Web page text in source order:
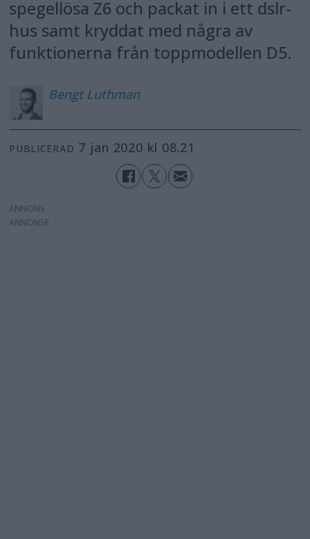
spegellösa Z6 och packat in i ett dslr-
hus samt kryddat med några av
funktionerna från toppmodellen D5.
Bengt Luthman
PUBLICERAD 7 jan 2020 kl 08.21
ANNONS